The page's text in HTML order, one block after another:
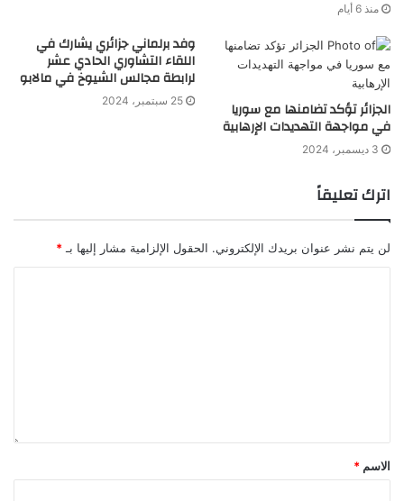
منذ 6 أيام
الجزائر تؤكد تضامنها مع سوريا
في مواجهة التهديدات الإرهابية
3 ديسمبر، 2024
وفد برلماني جزائري يشارك في
اللقاء التشاوري الحادي عشر
لرابطة مجالس الشيوخ في مالابو
25 سبتمبر، 2024
اترك تعليقاً
لن يتم نشر عنوان بريدك الإلكتروني. الحقول الإلزامية مشار إليها بـ *
الاسم *